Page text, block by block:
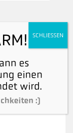
es
einen
wird.
:)
SCHLIESSEN